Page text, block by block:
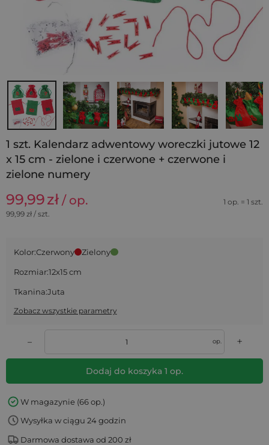
1 szt. Kalendarz adwentowy woreczki jutowe 12
x 15 cm - zielone i czerwone + czerwone i
zielone numery
99,99zł / op.
1 op. = 1 szt.
99,99 zł / szt.
Kolor:Czerwony Zielony
Rozmiar:12x15 cm
Tkanina:Juta
Zobacz wszystkie parametry
– op. +
Dodaj do koszyka 1 op.
W magazynie (66 op.)
Wysyłka w ciągu 24 godzin
Darmowa dostawa od 200 zł